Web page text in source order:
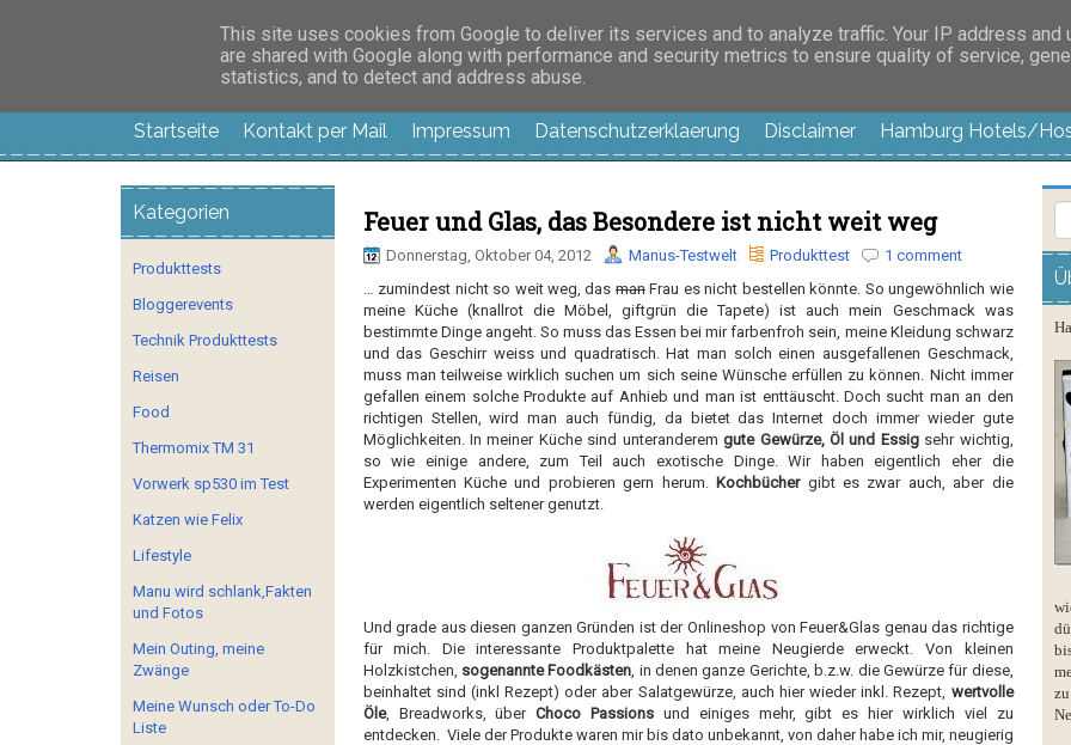
Manus Testwelt, alles außer langweilig
Startseite Kontakt per Mail Impressum Datenschutzerklaerung Disclaimer Hamburg Hotels/
Feuer und Glas, das Besondere ist nicht weit weg
Donnerstag, Oktober 04, 2012 Manus-Testwelt Produkttest
1 comment
… zumindest nicht so weit weg, das manFrau es nicht bestellen könnte. So ungewöhnlich wie
meine Küche (knallrot die Möbel, giftgrün die Tapete) ist auch mein Geschmack was
bestimmte Dinge angeht. So muss das Essen bei mir farbenfroh sein, meine Kleidung schwarz
und das Geschirr weiss und quadratisch. Hat man solch einen ausgefallenen Geschmack,
muss man teilweise wirklich suchen um sich seine Wünsche erfüllen zu können. Nicht immer
gefallen einem solche Produkte auf Anhieb und man ist enttäuscht. Doch sucht man an den
richtigen Stellen, wird man auch fündig, da bietet das Internet doch immer wieder gute
Möglichkeiten. In meiner Küche sind unteranderemgute Gewürze, Öl und Essigsehr wichtig,
so wie einige andere, zum Teil auch exotische Dinge. Wir haben eigentlich eher die
Experimenten Küche und probieren gern herum. Kochbüchergibt es zwar auch, aber die
werden eigentlich seltener genutzt.
Und grade aus diesen ganzen Gründen ist der Onlineshop von Feuer&Glas genau das richtige
für mich. Die interessante Produktpalette hat meine Neugierde erweckt. Von kleinen
Holzkistchen, sogenannte Foodkästen, in denen ganze Gerichte, b.z.w. die Gewürze für diese,
beinhaltet sind (inkl Rezept) oder aber Salatgewürze, auch hier wieder inkl. Rezept, wertvolle
Öle, Breadworks, überChoco Passions und einiges mehr, gibt es hier wirklich viel zu
entdecken. Viele der Produkte waren mir bis dato unbekannt, von daher habe ich mir, neugierig
Kategorien
Produkttests
Bloggerevents
Technik Produkttests
Reisen
Food
Thermomix TM 31
Vorwerk sp530 im Test
Katzen wie Felix
Lifestyle
Manu wird schlank,Fakten
und Fotos
Mein Outing, meine
Zwänge
Meine Wunsch oder To-Do
Liste
This site uses cookies from Google to deliver its services and to analyze traffic. Your IP address and
are shared with Google along with performance and security metrics to ensure quality of service,
statistics, and to detect and address abuse.